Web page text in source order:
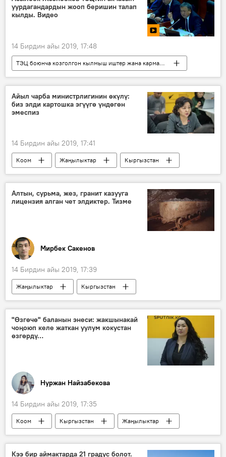
терминал сөз терминология
уурдагандардын жооп беришин талап
кылды. Видео
14 Бирдин айы 2019, 17:48
ТЭЦ боюнча козголгон кылмыш иштер жана кармалгандар
Видео
Мультимедиа
Жаңылыктар
Асылбек Жээнбеков
Бишкек
ТЭЦ
Айыл чарба министрлигинин өкүлү:
биз элди картошка эгүүгө үндөгөн
эмеспиз
14 Бирдин айы 2019, 17:41
Коом Жаңылыктар
Кыргызстан
Маалымат борбор
Айыл чарба жана мелиорация министрлиги
Картошка
дыйкан
Алтын, сурьма, жез, гранит казууга
лицензия алган чет элдиктер. Тизме
Мирбек Сакенов
14 Бирдин айы 2019, 17:39
Жаңылыктар
Кыргызстан
Экономика
кен
лицензия
чет элдиктер
"Өзгөчө" баланын энеси: жакшынакай
чоңоюп келе жаткан уулум кокустан
өзгөрдү…
Нуржан Найзабекова
14 Бирдин айы 2019, 17:35
Коом Кыргызстан
Жаңылыктар
ата-эне
аутизм
бала
оору
тарбия
Кээ бир аймактарда 21 градус болот.